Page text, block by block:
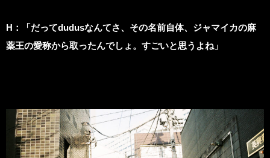
H ：「だってdudusなんてさ、その名前自体、ジャマイカの麻
薬王の愛称から取ったんでしょ。すごいと思うよね」